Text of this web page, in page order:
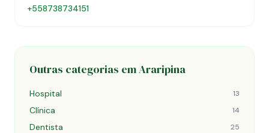
+558738734151
Outras categorias em Araripina
Hospital 13
Clínica 14
Dentista 25